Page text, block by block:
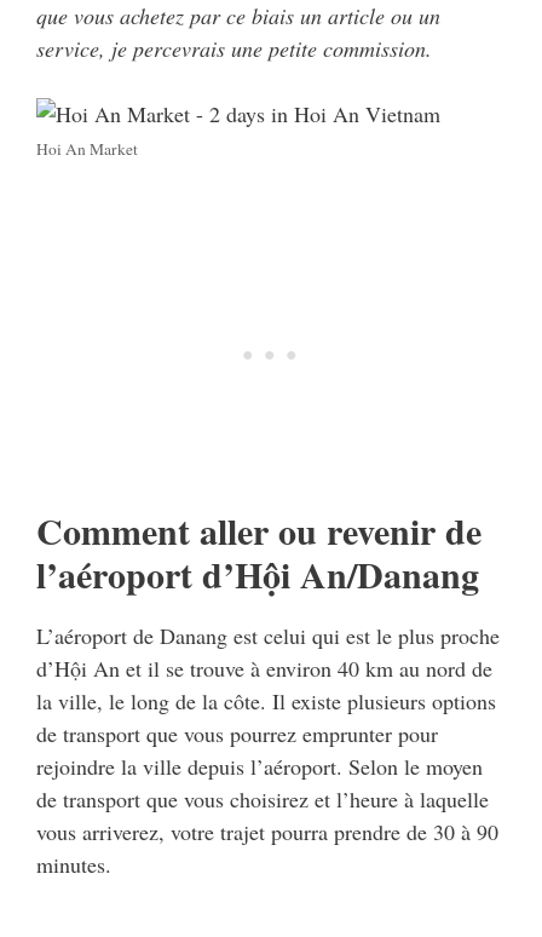
que vous achetez par ce biais un article ou un
service, je percevrais une petite commission.
Hoi An Market
Comment aller ou revenir de
l’aéroport d’Hội An/Danang
L’aéroport de Danang est celui qui est le plus proche
d’Hội An et il se trouve à environ 40 km au nord de
la ville, le long de la côte. Il existe plusieurs options
de transport que vous pourrez emprunter pour
rejoindre la ville depuis l’aéroport. Selon le moyen
de transport que vous choisirez et l’heure à laquelle
vous arriverez, votre trajet pourra prendre de 30 à 90
minutes.